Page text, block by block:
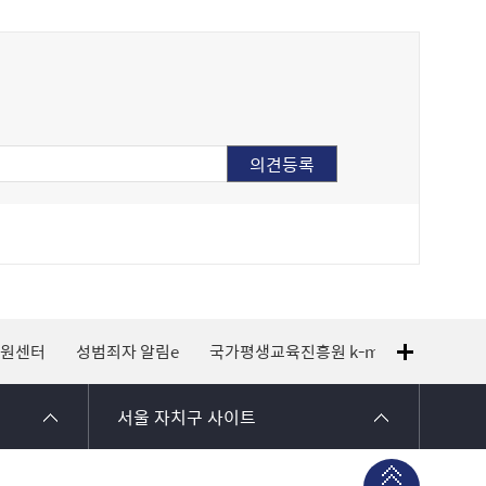
센터 성범죄자 알림e 국가평생교육진흥원 k-mooc
서울 자치구 사이트